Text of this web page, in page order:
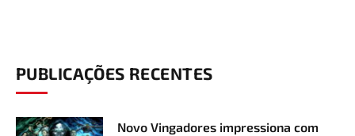
PUBLICAÇÕES RECENTES
Novo Vingadores impressiona com